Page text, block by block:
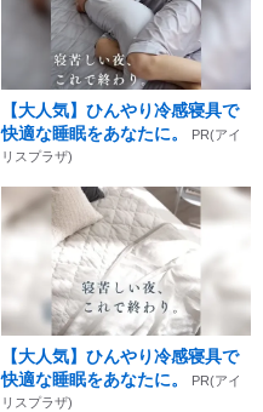
【大人気】ひんやり冷感寝具で
快適な睡眠をあなたに。
PR(アイ
リスプラザ)
【大人気】ひんやり冷感寝具で
快適な睡眠をあなたに。
PR(アイ
リスプラザ)